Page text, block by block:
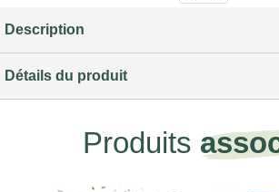
Description
Détails du produit
Produits